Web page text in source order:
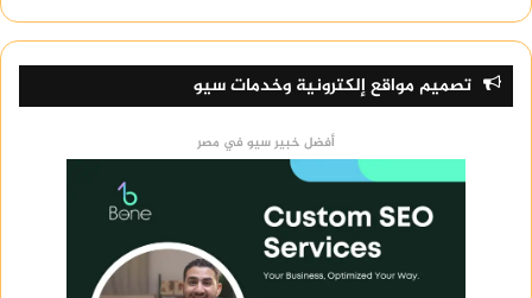
تصميم مواقع إلكترونية وخدمات سيو
أفضل خبير سيو في مصر